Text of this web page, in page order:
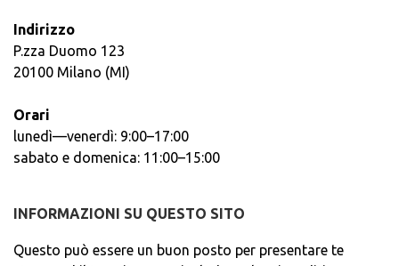
Indirizzo
P.zza Duomo 123
20100 Milano (MI)
Orari
lunedì—venerdì: 9:00–17:00
sabato e domenica: 11:00–15:00
INFORMAZIONI SU QUESTO SITO
Questo può essere un buon posto per presentare te